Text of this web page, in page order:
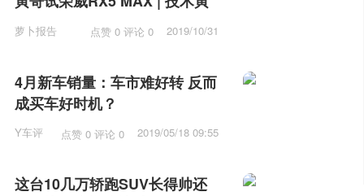
萝卜报告 点赞 0 评论 0
2019/10/31
4月新车销量：车市难好转 反而
成买车好时机？
Y车评 点赞 0 评论 0 2019/05/18 09:55
这台10几万轿跑SUV长得帅还